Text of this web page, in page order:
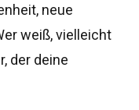
neue
weiß, vielleicht
der deine